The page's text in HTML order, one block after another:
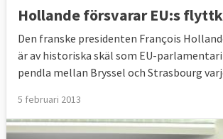
Hollande försvarar EU:s
Den franske presidenten François
är av historiska skäl som EU-
pendla mellan Bryssel och Strasbourg
5 februari 2013